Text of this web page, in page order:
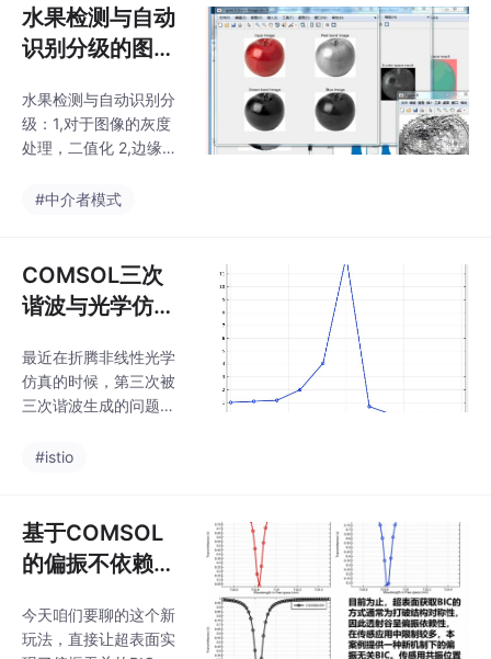
行商问题（3D-TSP）
的求解，该问题是经典
TSP问题在三维空间中
杂度和实际应用价值。
水果检测与自动
识别分级的图像
水果检测与自动识别分
级：1,对于图像的灰度
处理，二值化 2,边缘检
波 对于水果的分级，包
区超市兼职帮理货员姐
姐理了三小时柑橘，指
甲缝卡得全是橙皮油，
泽又鲜亮的还没一小筐
——分拣机要是能普及
到这种夫妻老婆店就好
心其实就是几步我们普
先把水果从背景“揪出
#中介者模式
COMSOL三次
谐波与光学仿
能与电磁场相互
作用
最近在折腾非线性光学
仿真的时候，第三次被
三次谐波生成的问题卡
教训：千万别在参数化
U温度成功突破沸点，
主机箱变身暖脚器的奇
幻场景。别被lambda0
波的波长做基准。记得
监控场能量曲线，要是
#istio
基于COMSOL
的偏振不依赖BI
新型偏振无关态
今天咱们要聊的这个新
玩法，直接让超表面实